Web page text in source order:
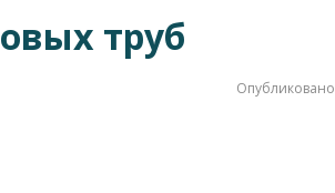
труб
Опубликовано